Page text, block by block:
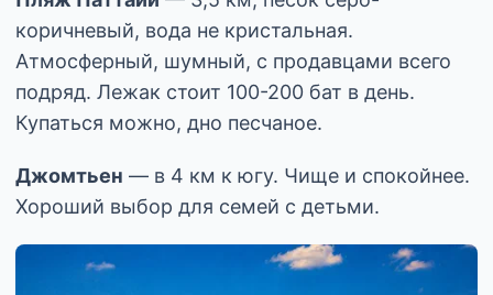
коричневый, вода не кристальная.
Атмосферный, шумный, с продавцами всего
подряд. Лежак стоит 100-200 бат в день.
Купаться можно, дно песчаное.
Джомтьен — в 4 км к югу. Чище и спокойнее.
Хороший выбор для семей с детьми.